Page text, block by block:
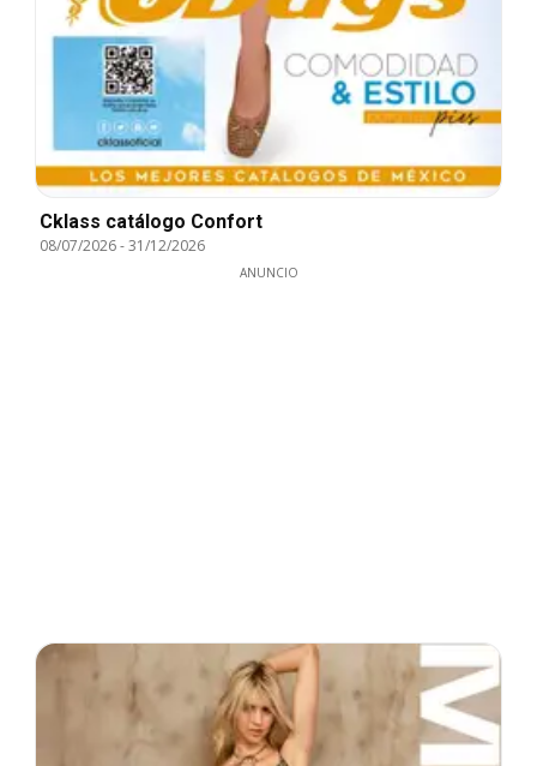
Cklass catálogo Confort
08/07/2026-31/12/2026
ANUNCIO